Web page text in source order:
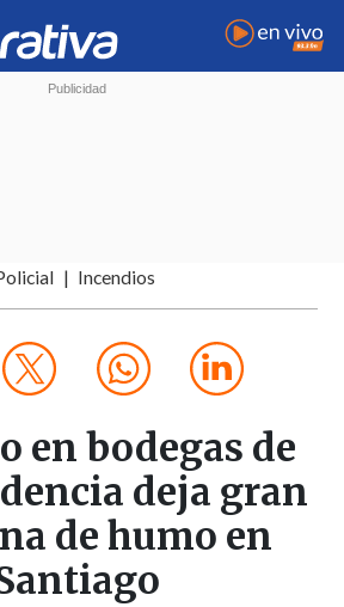
Incendios
en bodegas de
deja gran
de humo en